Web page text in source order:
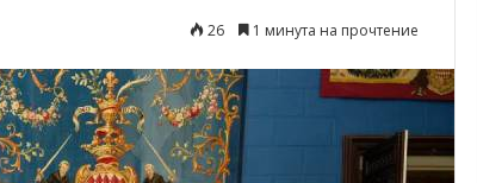
26 1 минута на прочтение